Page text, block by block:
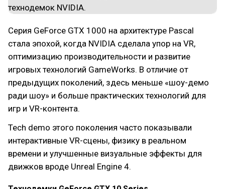
Серия GeForce GTX 1000 на архитектуре Pascal
стала эпохой, когда NVIDIA сделала упор на VR,
оптимизацию производительности и развитие
игровых технологий GameWorks. В отличие от
предыдущих поколений, здесь меньше «шоу-демо
ради шоу» и больше практических технологий для
игр и VR-контента.
Tech demo этого поколения часто показывали
интерактивные VR-сцены, физику в реальном
времени и улучшенные визуальные эффекты для
движков вроде Unreal Engine 4.